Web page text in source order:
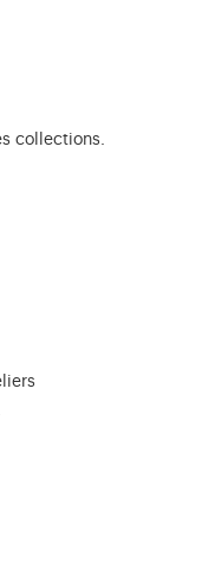
collections.